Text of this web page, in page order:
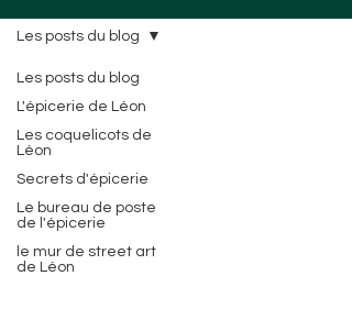
Les posts du blog
L'épicerie de Léon
Les coquelicots de
Léon
Secrets d'épicerie
Le bureau de poste
de l'épicerie
le mur de street art
de Léon
Les posts du blog